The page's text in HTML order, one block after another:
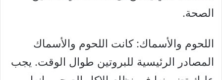
الصحة.
اللحوم والأسماك: كانت اللحوم والأسماك
المصادر الرئيسية للبروتين طوال الوقت. يجب